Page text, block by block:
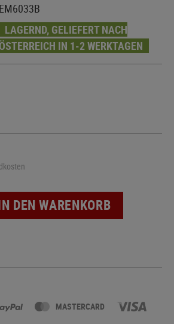
EM6033B
LAGERND, GELIEFERT NACH
ÖSTERREICH IN 1-2 WERKTAGEN
DEN WARENKORB
MASTERCARD